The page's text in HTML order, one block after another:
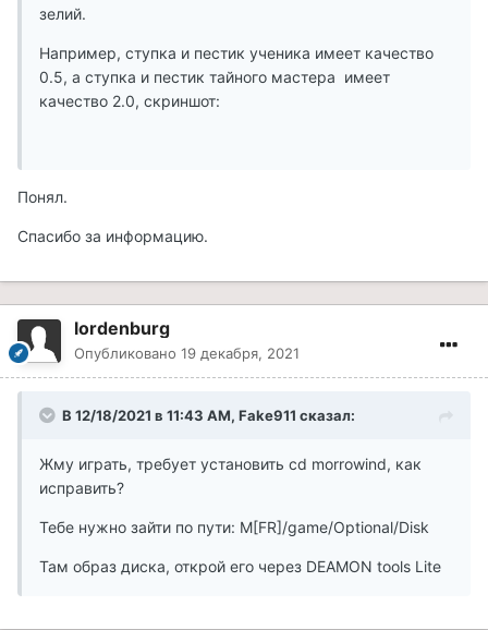
зелий.
Например, ступка и пестик ученика имеет качество
0.5, а ступка и пестик тайного мастера имеет
качество 2.0, скриншот:
Понял.
Спасибо за информацию.
lordenburg
Опубликовано 19 декабря, 2021
В 12/18/2021 в 11:43 AM, Fake911 сказал:
Жму играть, требует установить cd morrowind, как
исправить?
Тебе нужно зайти по пути: M[FR]/game/Optional/Disk
Там образ диска, открой его через DEAMON tools Lite